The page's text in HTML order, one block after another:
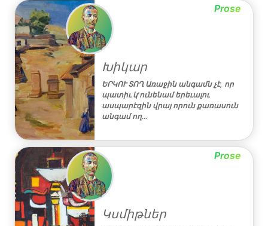
Prose
Խիկար
ԵՐԿՈՒ ՏՈՂ Առաջին անգամն չէ, որ
պատիւ կ'ունենամ երեւալու
ասպարէզին վրայ որուն քառասուն
անգամ ող…
Prose
Կսմիթներ